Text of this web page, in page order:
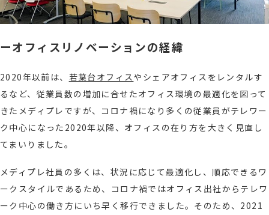
ーオフィスリノベーションの経緯
2020年以前は、 若葉台オフィス やシェアオフィスをレンタルす
るなど、従業員数の増加に合せたオフィス環境の最適化を図って
きたメディプレですが、コロナ禍になり多くの従業員がテレワー
ク中心になった2020年以降、オフィスの在り方を大きく見直し
てまいりました。
メディプレ社員の多くは、状況に応じて最適化し、順応できるワ
ークスタイルであるため、コロナ禍ではオフィス出社からテレワ
ーク中心の働き方にいち早く移行できました。そのため、2021